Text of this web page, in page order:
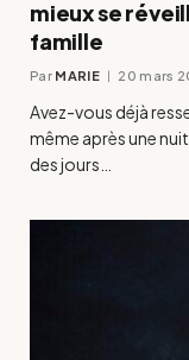
mieux se
famille
Par MARIE 20 mars
Avez-vous déjà
même après une
des jours…